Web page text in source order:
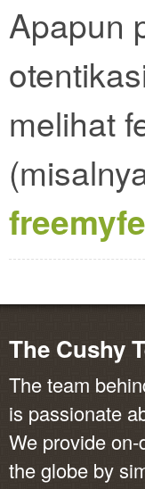
Apapun
melihat
The Cushy
The team
is passionate
We provide
the globe by